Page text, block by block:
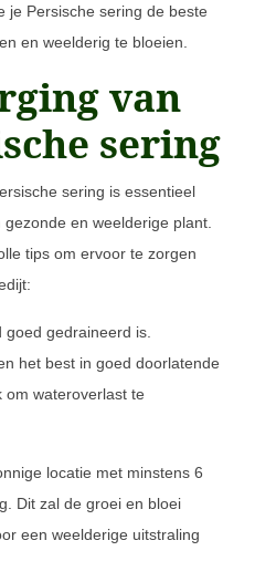
je Persische sering de beste
en weelderig te bloeien.
van
sering
sering is essentieel
en weelderige plant.
tips om ervoor te zorgen
gedraineerd is.
het best in goed doorlatende
om wateroverlast te
locatie met minstens 6
Dit zal de groei en bloei
een weelderige uitstraling